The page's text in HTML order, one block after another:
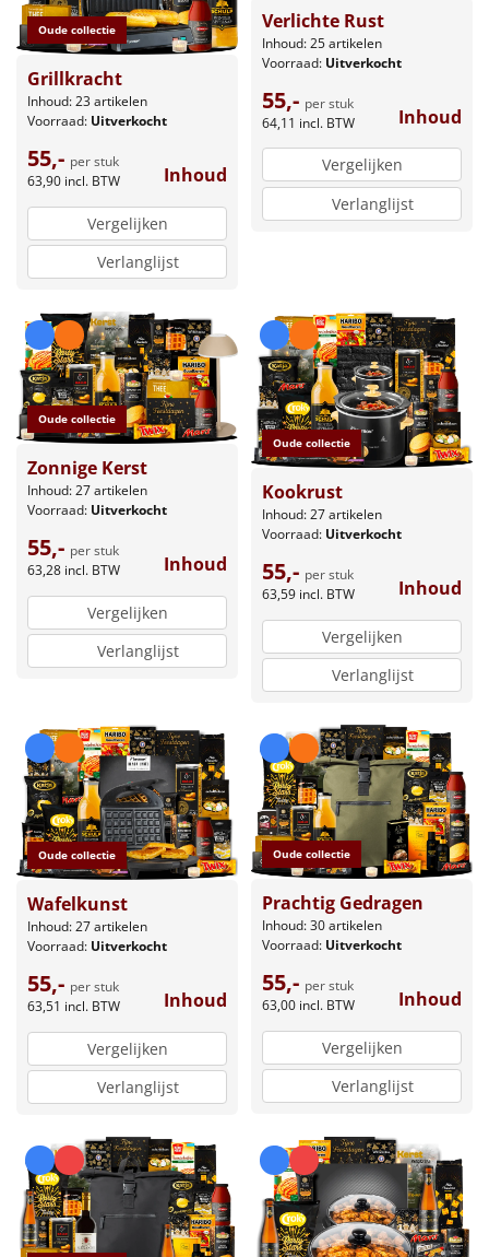
Oude collectie
Grillkracht
Inhoud: 23 artikelen
Voorraad: Uitverkocht
55,- per stuk
63,90 incl. BTW Inhoud
Vergelijken
Verlanglijst
Verlichte Rust
Inhoud: 25 artikelen
Voorraad: Uitverkocht
55,- per stuk
64,11 incl. BTW Inhoud
Vergelijken
Verlanglijst
Oude collectie
Zonnige Kerst
Inhoud: 27 artikelen
Voorraad: Uitverkocht
55,- per stuk
63,28 incl. BTW Inhoud
Vergelijken
Verlanglijst
Oude collectie
Kookrust
Inhoud: 27 artikelen
Voorraad: Uitverkocht
55,- per stuk
63,59 incl. BTW Inhoud
Vergelijken
Verlanglijst
Oude collectie
Wafelkunst
Inhoud: 27 artikelen
Voorraad: Uitverkocht
55,- per stuk
63,51 incl. BTW Inhoud
Vergelijken
Verlanglijst
Oude collectie
Prachtig Gedragen
Inhoud: 30 artikelen
Voorraad: Uitverkocht
55,- per stuk
63,00 incl. BTW Inhoud
Vergelijken
Verlanglijst